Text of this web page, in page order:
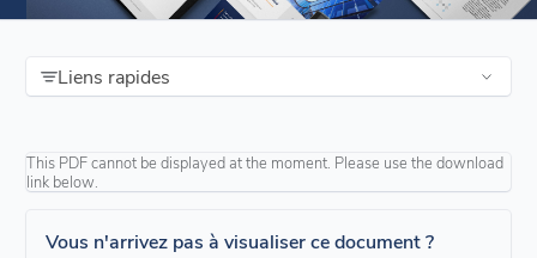
Liens rapides
This PDF cannot be displayed at the moment. Please use the download
link below.
Vous n'arrivez pas à visualiser ce document ?